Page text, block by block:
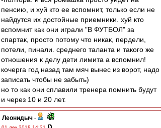
пенсию, и хуй кто ее вспомнит, только если не
найдутся их достойные приемники. хуй кто
вспомнит как они играли "В ФУТБОЛ" за
спартак, просто потому что никак, пердели,
потели, пинали. среднего таланта и такого же
отношения к делу дети лимита а вспомнил!
кочерга год назад там мяч вынес из ворот, надо
записать чтобы не забыть)
но то как они сплавили тренера помнить будут
и через 10 и 20 лет.
Леонидыч -